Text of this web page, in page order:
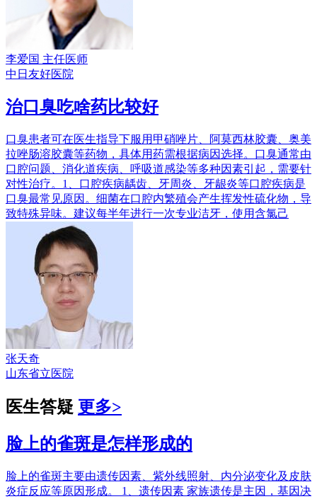
李爱国 主任医师
中日友好医院
治口臭吃啥药比较好
口臭患者可在医生指导下服用甲硝唑片、阿莫西林胶囊、奥美
拉唑肠溶胶囊等药物，具体用药需根据病因选择。口臭通常由
口腔问题、消化道疾病、呼吸道感染等多种因素引起，需要针
对性治疗。1、口腔疾病龋齿、牙周炎、牙龈炎等口腔疾病是
口臭最常见原因。细菌在口腔内繁殖会产生挥发性硫化物，导
致特殊异味。建议每半年进行一次专业洁牙，使用含氯己
张天奇
山东省立医院
医生答疑 更多>
脸上的雀斑是怎样形成的
脸上的雀斑主要由遗传因素、紫外线照射、内分泌变化及皮肤
炎症反应等原因形成。 1、遗传因素 家族遗传是主因，基因决